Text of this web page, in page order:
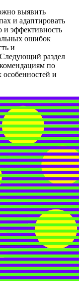
выявить
и адаптировать
и эффективность
ошибок
и
раздел
по
и